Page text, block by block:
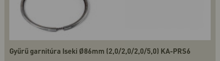
Gyűrű garnitúra Iseki Ø86mm (2,0/2,0/2,0/5,0) KA-PRS6